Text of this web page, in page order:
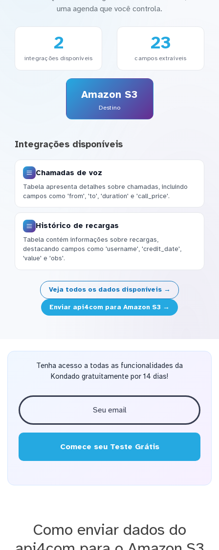
uma agenda que você controla.
2
integrações disponíveis
23
campos extraíveis
Amazon S3
Destino
Integrações disponíveis
Chamadas de voz
Tabela apresenta detalhes sobre chamadas, incluindo
campos como 'from', 'to', 'duration' e 'call_price'.
Histórico de recargas
Tabela contém informações sobre recargas,
destacando campos como 'username', 'credit_date',
'value' e 'obs'.
Veja todos os dados disponíveis →
Enviar api4com para Amazon S3 →
Tenha acesso a todas as funcionalidades da
Kondado gratuitamente por 14 dias!
Comece seu Teste Grátis
Como enviar dados do